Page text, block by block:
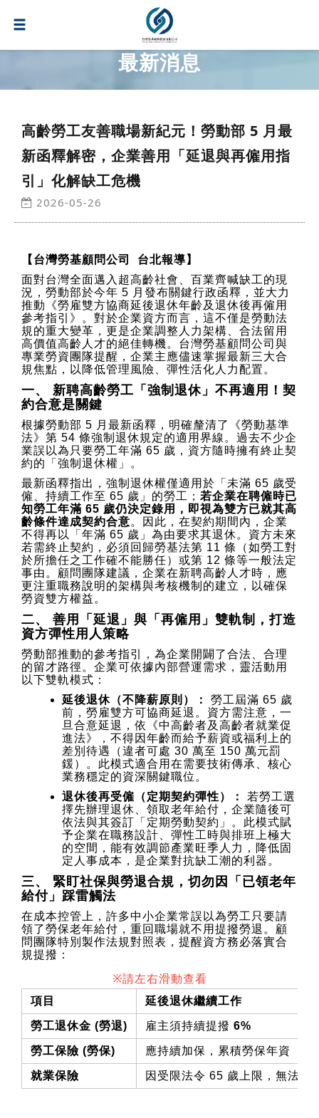
最新消息
高齡勞工友善職場新紀元！勞動部 5 月最
新函釋解密，企業善用「延退與再僱用指
引」化解缺工危機
2026-05-26
【台灣勞基顧問公司 台北報導】
面對台灣全面邁入超高齡社會、百業齊喊缺工的現
況，勞動部於今年 5 月發布關鍵行政函釋，並大力
推動《勞雇雙方協商延後退休年齡及退休後再僱用
參考指引》。對於企業資方而言，這不僅是勞動法
規的重大變革，更是企業調整人力架構、合法留用
高價值高齡人才的絕佳轉機。台灣勞基顧問公司與
專業勞資團隊提醒，企業主應儘速掌握最新三大合
規焦點，以降低管理風險、彈性活化人力配置。
一、 新聘高齡勞工「強制退休」不再適用！契
約合意是關鍵
根據勞動部 5 月最新函釋，明確釐清了《勞動基準
法》第 54 條強制退休規定的適用界線。過去不少企
業誤以為只要勞工年滿 65 歲，資方隨時擁有終止契
約的「強制退休權」。
最新函釋指出，強制退休權僅適用於「未滿 65 歲受
僱、持續工作至 65 歲」的勞工； 若企業在聘僱時已
知勞工年滿 65 歲仍決定錄用，即視為雙方已就其高
齡條件達成契約合意。因此，在契約期間內，企業
不得再以「年滿 65 歲」為由要求其退休。資方未來
若需終止契約，必須回歸勞基法第 11 條（如勞工對
於所擔任之工作確不能勝任）或第 12 條等一般法定
事由。顧問團隊建議，企業在新聘高齡人才時，應
更注重職務說明的架構與考核機制的建立，以確保
勞資雙方權益。
二、 善用「延退」與「再僱用」雙軌制，打造
資方彈性用人策略
勞動部推動的參考指引，為企業開闢了合法、合理
的留才路徑。企業可依據內部營運需求，靈活動用
以下雙軌模式：
延後退休（不降薪原則）：
勞工屆滿 65 歲
前，勞雇雙方可協商延退。資方需注意，一
旦合意延退，依《中高齡者及高齡者就業促
進法》，不得因年齡而給予薪資或福利上的
差別待遇（違者可處 30 萬至 150 萬元罰
鍰）。此模式適合用在需要技術傳承、核心
業務穩定的資深關鍵職位。
退休後再受僱（定期契約彈性）：
若勞工選
擇先辦理退休、領取老年給付，企業隨後可
依法與其簽訂「定期勞動契約」。此模式賦
予企業在職務設計、彈性工時與排班上極大
的空間，能有效調節產業旺季人力，降低固
定人事成本，是企業對抗缺工潮的利器。
三、 緊盯社保與勞退合規，切勿因「已領老年
給付」踩雷觸法
在成本控管上，許多中小企業常誤以為勞工只要請
領了勞保老年給付，重回職場就不用提撥勞退。顧
問團隊特別製作法規對照表，提醒資方務必落實合
規提撥：
※請左右滑動查看
項目 延後退休繼續工作
勞工退休金 (勞退) 雇主須持續提撥 6%
勞工保險 (勞保) 應持續加保，累積勞保年資
就業保險 因受限法令 65 歲上限，無法續